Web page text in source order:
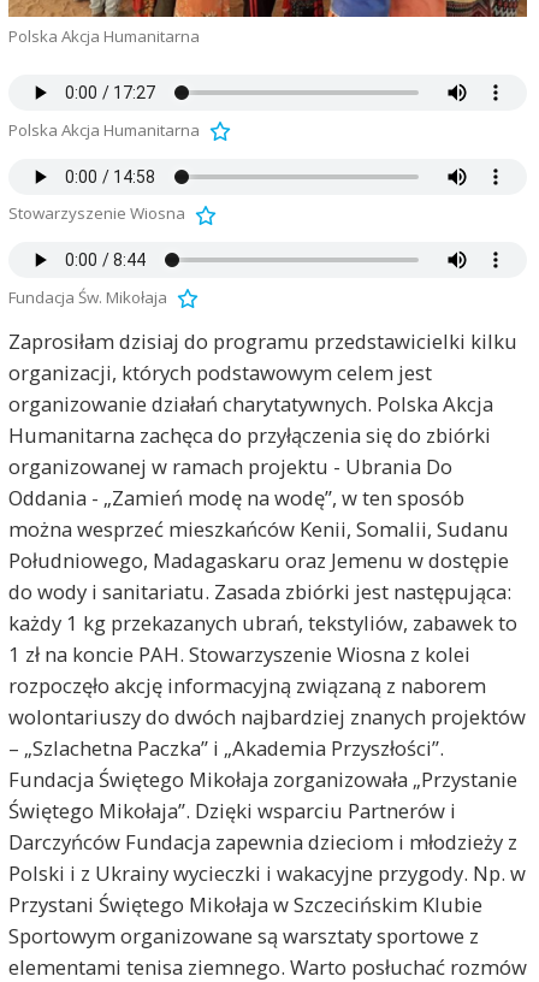
Polska Akcja Humanitarna
Polska Akcja Humanitarna
Stowarzyszenie Wiosna
Fundacja Św. Mikołaja
Zaprosiłam dzisiaj do programu przedstawicielki kilku
organizacji, których podstawowym celem jest
organizowanie działań charytatywnych. Polska Akcja
Humanitarna zachęca do przyłączenia się do zbiórki
organizowanej w ramach projektu - Ubrania Do
Oddania - „Zamień modę na wodę”, w ten sposób
można wesprzeć mieszkańców Kenii, Somalii, Sudanu
Południowego, Madagaskaru oraz Jemenu w dostępie
do wody i sanitariatu. Zasada zbiórki jest następująca:
każdy 1 kg przekazanych ubrań, tekstyliów, zabawek to
1 zł na koncie PAH. Stowarzyszenie Wiosna z kolei
rozpoczęło akcję informacyjną związaną z naborem
wolontariuszy do dwóch najbardziej znanych projektów
– „Szlachetna Paczka” i „Akademia Przyszłości”.
Fundacja Świętego Mikołaja zorganizowała „Przystanie
Świętego Mikołaja”. Dzięki wsparciu Partnerów i
Darczyńców Fundacja zapewnia dzieciom i młodzieży z
Polski i z Ukrainy wycieczki i wakacyjne przygody. Np. w
Przystani Świętego Mikołaja w Szczecińskim Klubie
Sportowym organizowane są warsztaty sportowe z
elementami tenisa ziemnego. Warto posłuchać rozmów